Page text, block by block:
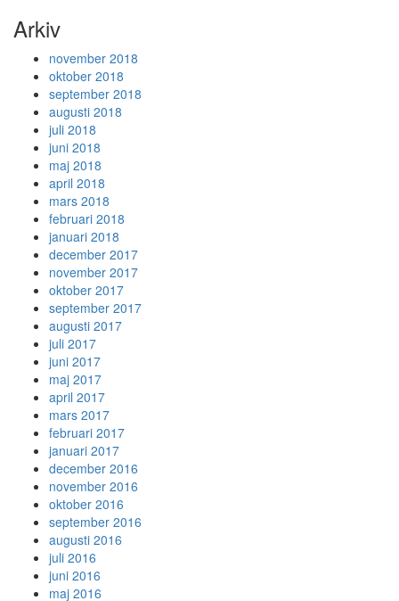
Arkiv
november 2018
oktober 2018
september 2018
augusti 2018
juli 2018
juni 2018
maj 2018
april 2018
mars 2018
februari 2018
januari 2018
december 2017
november 2017
oktober 2017
september 2017
augusti 2017
juli 2017
juni 2017
maj 2017
april 2017
mars 2017
februari 2017
januari 2017
december 2016
november 2016
oktober 2016
september 2016
augusti 2016
juli 2016
juni 2016
maj 2016